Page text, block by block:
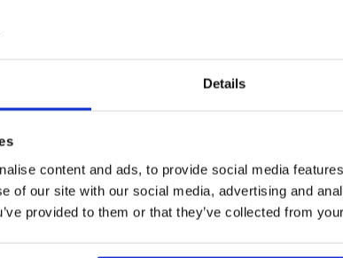
Details
content and ads, to provide social media
of our site with our social media, advertising and
provided to them or that they’ve collected from
Newsletter
Želite biti na